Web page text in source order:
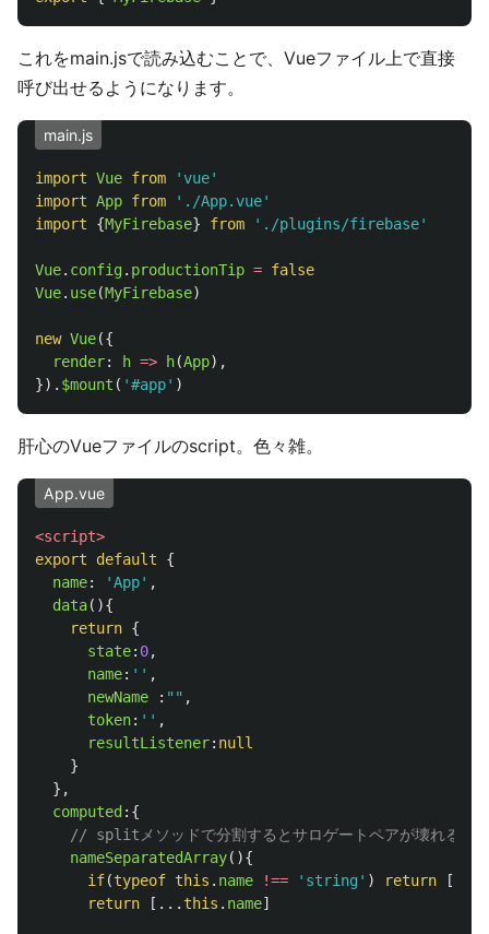
これをmain.jsで読み込むことで、Vueファイル上で直接
呼び出せるようになります。
main.js
import Vue from ' vue'
import App from ' ./App.vue'
import
{MyFirebase} from ' ./plugins/firebase'
Vue. config. productionTip = false
Vue. use(MyFirebase)
new Vue({
render: h => h(App),
}). $mount ( '#app' )
肝心のVueファイルのscript。色々雑。
App.vue
<script>
export
default
{
name: 'App' ,
data(){
return {
state: 0,
name: '' ,
newName
: "" ,
token: '' ,
resultListener: null
}
},
computed :{
// splitメソッドで分割するとサロゲートペアが壊れる。
nameSeparatedArray(){
if(typeof this . name !== ' string ' ) return
[]
return
[... this . name]